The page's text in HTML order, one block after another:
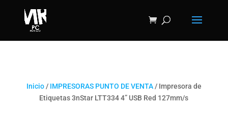
Inicio/ IMPRESORAS PUNTO DE VENTA/ Impresora de
Etiquetas 3nStar LTT334 4” USB Red 127mm/s